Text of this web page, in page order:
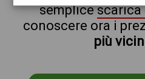
semplicescarica
conoscere ora i
più